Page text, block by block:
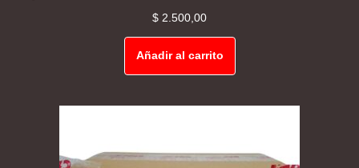
$ 2.500,00
Añadir al carrito